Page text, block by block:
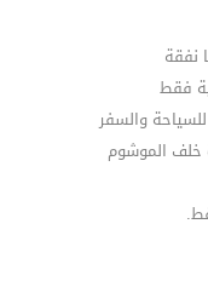
نفقة
فقط
والسفر
خلف الموشوم